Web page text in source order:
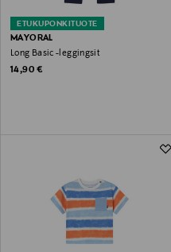
ETUKUPONKITUOTE
MAYORAL
Long Basic -leggingsit
Original Price
14,90 €